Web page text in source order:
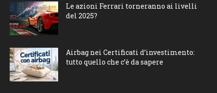
Le azioni Ferrari torneranno ai livelli
del 2025?
Airbag nei Certificati d’investimento:
tutto quello che c’è da sapere